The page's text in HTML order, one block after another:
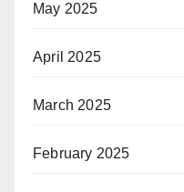
May 2025
April 2025
March 2025
February 2025